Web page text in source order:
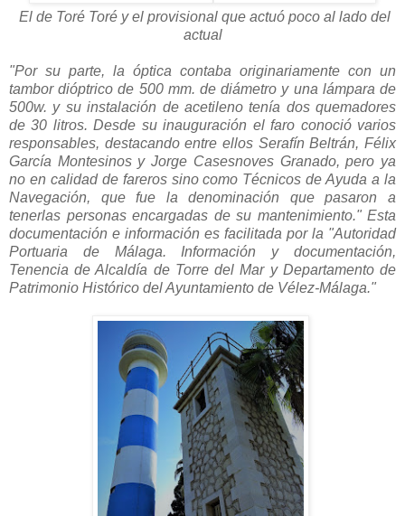
El de Toré Toré y el provisional que actuó poco al lado del
actual
"Por su parte, la óptica contaba originariamente con un
tambor dióptrico de 500 mm. de diámetro y una lámpara de
500w. y su instalación de acetileno tenía dos quemadores
de 30 litros. Desde su inauguración el faro conoció varios
responsables, destacando entre ellos Serafín Beltrán, Félix
García Montesinos y Jorge Casesnoves Granado, pero ya
no en calidad de fareros sino como Técnicos de Ayuda a la
Navegación, que fue la denominación que pasaron a
tenerlas personas encargadas de su mantenimiento." Esta
documentación e información es facilitada por la "Autoridad
Portuaria de Málaga. Información y documentación,
Tenencia de Alcaldía de Torre del Mar y Departamento de
Patrimonio Histórico del Ayuntamiento de Vélez-Málaga."